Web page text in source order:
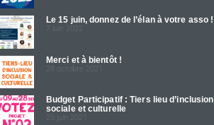
Le 15 juin, donnez de l’élan à votre asso !
7 juin 2022
Merci et à bientôt !
28 octobre 2021
Budget Participatif : Tiers lieu d’inclusion
sociale et culturelle
25 juin 2021